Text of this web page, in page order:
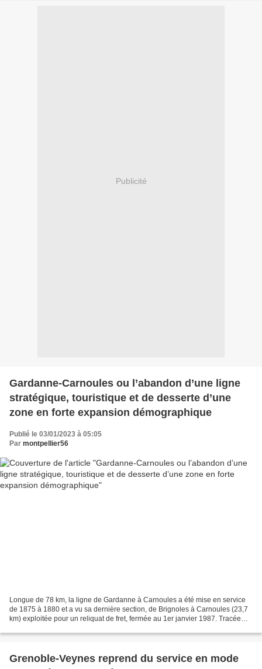
Publicité
Gardanne-Carnoules ou l’abandon d’une ligne
stratégique, touristique et de desserte d’une
zone en forte expansion démographique
Publié le 03/01/2023 à 05:05
Par montpellier56
Longue de 78 km, la ligne de Gardanne à Carnoules a été mise en service
de 1875 à 1880 et a vu sa dernière section, de Brignoles à Carnoules (23,7
km) exploitée pour un reliquat de fret, fermée au 1er janvier 1987. Tracée
Grenoble-Veynes reprend du service en mode